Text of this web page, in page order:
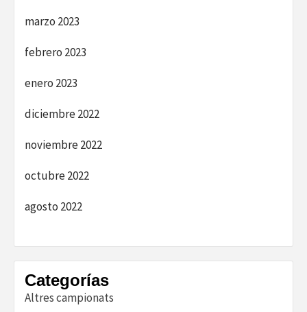
marzo 2023
febrero 2023
enero 2023
diciembre 2022
noviembre 2022
octubre 2022
agosto 2022
Categorías
Altres campionats